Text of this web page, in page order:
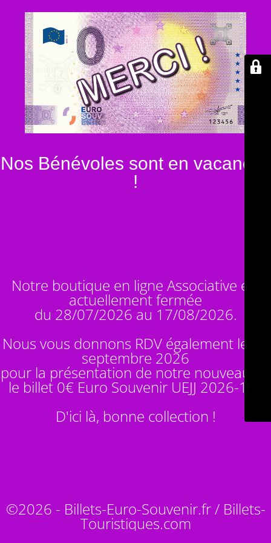
Nos Bénévoles sont en vacances
!
Notre boutique en ligne Associative est
actuellement fermée
du 28/07/2026 au 17/08/2026.
Nous vous donnons RDV également le 14
septembre 2026
pour la présentation de notre nouveauté :
le billet 0€ Euro Souvenir UEJJ 2026-10
D'ici là, bonne collection !
©2026 - Billets-Euro-Souvenir.fr / Billets-
Touristiques.com